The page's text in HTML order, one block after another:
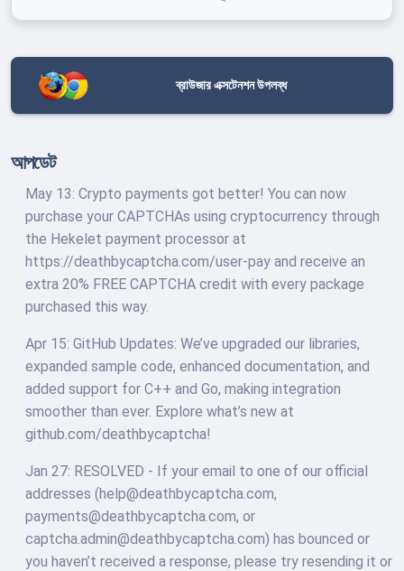
ব্রাউজার এক্সটেনশন উপলব্ধ
আপডেট
May 13: Crypto payments got better! You can now
purchase your CAPTCHAs using cryptocurrency through
the Hekelet payment processor at
https://deathbycaptcha.com/user-pay and receive an
extra 20% FREE CAPTCHA credit with every package
purchased this way.
Apr 15: GitHub Updates: We’ve upgraded our libraries,
expanded sample code, enhanced documentation, and
added support for C++ and Go, making integration
smoother than ever. Explore what’s new at
github.com/deathbycaptcha!
Jan 27: RESOLVED - If your email to one of our official
addresses (help@deathbycaptcha.com,
payments@deathbycaptcha.com, or
captcha.admin@deathbycaptcha.com) has bounced or
you haven’t received a response, please try resending it or